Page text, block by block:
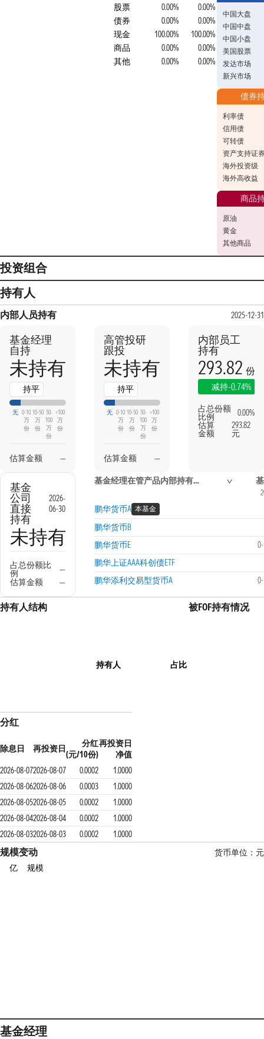
股票
0.00%
0.00%
债券
0.00%
0.00%
现金
100.00%
100.00%
商品
0.00%
0.00%
其他
0.00% 0.00%
中国大盘
中国中盘
中国小盘
美国股票
发达市场
新兴市场
债券
利率债
信用债
可转债
资产支持证
海外投资级
海外高收益
商品
原油
黄金
其他商品
投资组合
持有人
内部人员持有 2025-12-31
基金经理
自持
未持有
持平
无 0-10
万
份
10-50
万
份
50-
100
万
份
>100
万
份
估算金额 —
高管投研
跟投
未持有
持平
无 0-10
万
份
10-50
万
份
50-
100
万
份
>100
万
份
估算金额 —
内部员工
持有
293.82 份
减持-0.74%
占总份额
比例
0.00%
估算
金额
293.82
元
基金
公司
直接
持有
2026-
06-30
未持有
占总份额比
例
—
估算金额
—
基金经理在管产品内部持有信息
鹏华货币A 本基金
鹏华货币B
鹏华货币E
鹏华上证AAA科创债ETF
鹏华添利交易型货币A
持有人结构
持有人 占比
被FOF持有情况
分红
除息日 再投资日
分红
(元/10份)
再投资日
净值
2026-08-072026-08-07 0.0002
1.0000
2026-08-062026-08-06 0.0003
1.0000
2026-08-052026-08-05 0.0002
1.0000
2026-08-042026-08-04 0.0002
1.0000
2026-08-032026-08-03 0.0002 1.0000
规模变动
货币单位：元
亿
规模
基金经理